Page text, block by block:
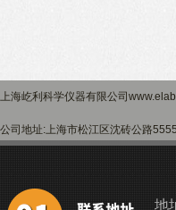
上海屹利科学仪器有限公司
公司地址:上海市松江区沈砖公路
地